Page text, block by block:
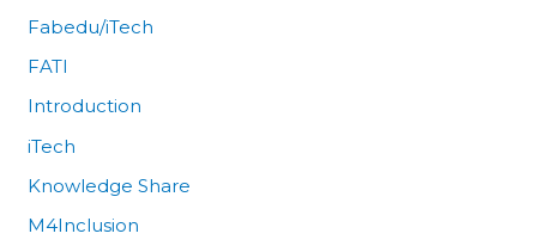
Fabedu/iTech
FATI
Introduction
iTech
Knowledge Share
M4Inclusion